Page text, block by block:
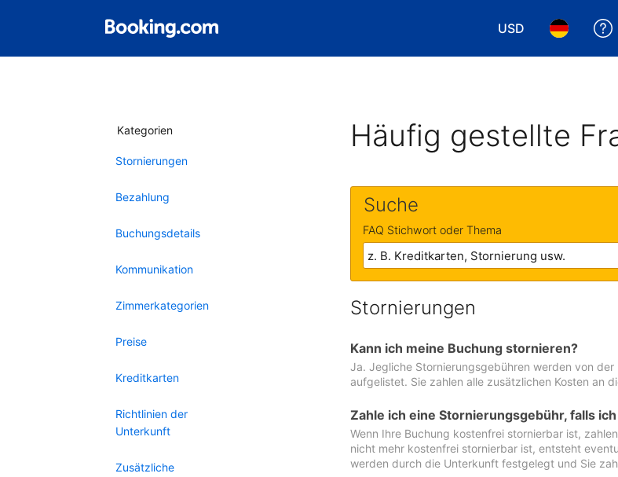
USD
Wählen Sie Ihre
Wählen
Kategorien
Stornierungen
Bezahlung
Buchungsdetails
Kommunikation
Zimmerkategorien
Preise
Kreditkarten
Richtlinien der
Unterkunft
Zusätzliche
Häufig gestellte
Suche
FAQ Stichwort oder Thema
Stornierungen
Kann ich meine Buchung stornieren?
Ja. Jegliche Stornierungsgebühren werden von
aufgelistet. Sie zahlen alle zusätzlichen Kosten an
Zahle ich eine Stornierungsgebühr, falls
Wenn Ihre Buchung kostenfrei stornierbar ist,
nicht mehr kostenfrei stornierbar ist, entsteht
werden durch die Unterkunft festgelegt und Sie